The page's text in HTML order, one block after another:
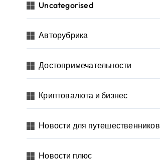
Uncategorised
Авторубрика
Достопримечательности
Криптовалюта и бизнес
Новости для путешественников
Новости плюс